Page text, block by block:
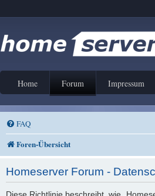
Home Forum Impressum
FAQ
Foren-Übersicht
Homeserver Forum -
Diese Richtlinie beschreibt, wie